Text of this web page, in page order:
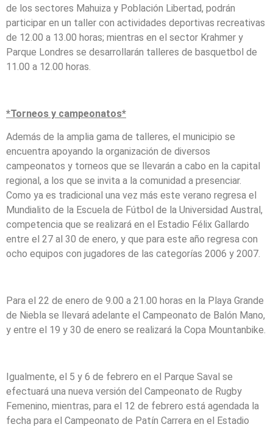
de los sectores Mahuiza y Población Libertad, podrán
participar en un taller con actividades deportivas recreativas
de 12.00 a 13.00 horas; mientras en el sector Krahmer y
Parque Londres se desarrollarán talleres de basquetbol de
11.00 a 12.00 horas.
*Torneos y campeonatos*
Además de la amplia gama de talleres, el municipio se
encuentra apoyando la organización de diversos
campeonatos y torneos que se llevarán a cabo en la capital
regional, a los que se invita a la comunidad a presenciar.
Como ya es tradicional una vez más este verano regresa el
Mundialito de la Escuela de Fútbol de la Universidad Austral,
competencia que se realizará en el Estadio Félix Gallardo
entre el 27 al 30 de enero, y que para este año regresa con
ocho equipos con jugadores de las categorías 2006 y 2007.
Para el 22 de enero de 9.00 a 21.00 horas en la Playa Grande
de Niebla se llevará adelante el Campeonato de Balón Mano,
y entre el 19 y 30 de enero se realizará la Copa Mountanbike.
Igualmente, el 5 y 6 de febrero en el Parque Saval se
efectuará una nueva versión del Campeonato de Rugby
Femenino, mientras, para el 12 de febrero está agendada la
fecha para el Campeonato de Patín Carrera en el Estadio